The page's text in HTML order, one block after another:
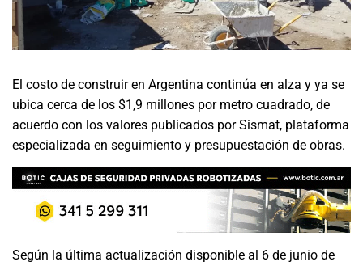
El costo de construir en Argentina continúa en alza y ya se
ubica cerca de los $1,9 millones por metro cuadrado, de
acuerdo con los valores publicados por Sismat, plataforma
especializada en seguimiento y presupuestación de obras.
Según la última actualización disponible al 6 de junio de